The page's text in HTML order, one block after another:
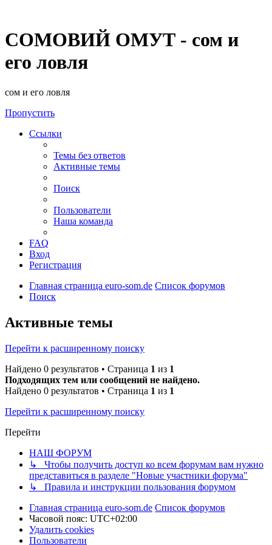
СОМОВИЙ ОМУТ - сом и
его ловля
сом и его ловля
Пропустить
Ссылки
Темы без ответов
Активные темы
Поиск
Пользователи
Наша команда
FAQ
Вход
Регистрация
Главная страница euro-som.de Список форумов
Поиск
Активные темы
Перейти к расширенному поиску
Найдено 0 результатов • Страница 1 из 1
Подходящих тем или сообщений не найдено.
Найдено 0 результатов • Страница 1 из 1
Перейти к расширенному поиску
Перейти
НАШ ФОРУМ
↳ Чтобы получить доступ ко всем форумам вам нужно
представиться в разделе "Новые участники форума"
↳ Правила и инструкции пользования форумом
Главная страница euro-som.de Список форумов
Часовой пояс: UTC+02:00
Удалить cookies
Пользователи